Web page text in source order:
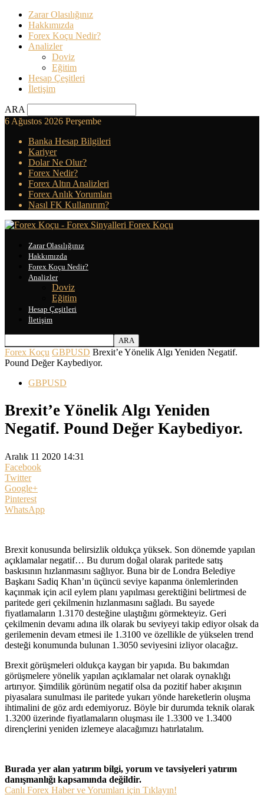
Zarar Olasılığınız
Hakkımızda
Forex Koçu Nedir?
Analizler
Doviz
Eğitim
Hesap Çeşitleri
İletişim
ARA
6 Ağustos 2026 Perşembe
Banka Hesap Bilgileri
Kariyer
Dolar Ne Olur?
Forex Nedir?
Forex Altın Analizleri
Forex Anlık Yorumları
Nasıl FK Kullanırım?
Forex Koçu
Zarar Olasılığınız
Hakkımızda
Forex Koçu Nedir?
Analizler
Doviz
Eğitim
Hesap Çeşitleri
İletişim
Forex Koçu GBPUSD Brexit’e Yönelik Algı Yeniden Negatif.
Pound Değer Kaybediyor.
GBPUSD
Brexit’e Yönelik Algı Yeniden
Negatif. Pound Değer Kaybediyor.
Aralık 11 2020 14:31
Facebook
Twitter
Google+
Pinterest
WhatsApp
Brexit konusunda belirsizlik oldukça yüksek. Son dönemde yapılan
açıklamalar negatif… Bu durum doğal olarak paritede satış
baskısının hızlanmasını sağlıyor. Buna bir de Londra Belediye
Başkanı Sadiq Khan’ın üçüncü seviye kapanma önlemlerinden
kaçınmak için acil eylem planı yapılması gerektiğini belirtmesi de
paritede geri çekilmenin hızlanmasını sağladı. Bu sayede
fiyatlamaların 1.3170 desteğine ulaştığını görmekteyiz. Geri
çekilmenin devamı adına ilk olarak bu seviyeyi takip ediyor olsak da
gerilemenin devam etmesi ile 1.3100 ve özellikle de yükselen trend
desteği konumunda bulunan 1.3050 seviyesini izliyor olacağız.
Brexit görüşmeleri oldukça kaygan bir yapıda. Bu bakımdan
görüşmelere yönelik yapılan açıklamalar net olarak oynaklığı
artırıyor. Şimdilik görünüm negatif olsa da pozitif haber akışının
piyasalara sunulması ile paritede yukarı yönde hareketlerin oluşma
ihtimalini de göz ardı edemiyoruz. Böyle bir durumda teknik olarak
1.3200 üzerinde fiyatlamaların oluşması ile 1.3300 ve 1.3400
dirençlerini yeniden izlemeye alacağımızı hatırlatalım.
Burada yer alan yatırım bilgi, yorum ve tavsiyeleri yatırım
danışmanlığı kapsamında değildir.
Canlı Forex Haber ve Yorumları için Tıklayın!